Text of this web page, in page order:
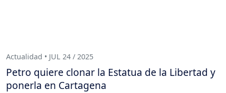
Actualidad • JUL 24 / 2025
Petro quiere clonar la Estatua de la Libertad y
ponerla en Cartagena